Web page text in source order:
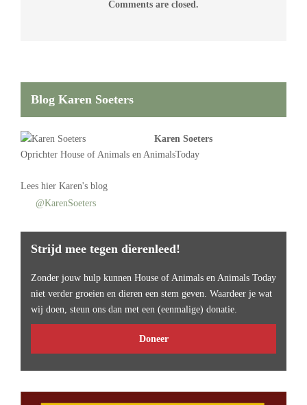
Comments are closed.
Blog Karen Soeters
Karen Soeters
Oprichter House of Animals en AnimalsToday
Lees hier Karen's blog
@KarenSoeters
Strijd mee tegen dierenleed!
Zonder jouw hulp kunnen House of Animals en Animals Today
niet verder groeien en dieren een stem geven. Waardeer je wat
wij doen, steun ons dan met een (eenmalige) donatie.
Doneer